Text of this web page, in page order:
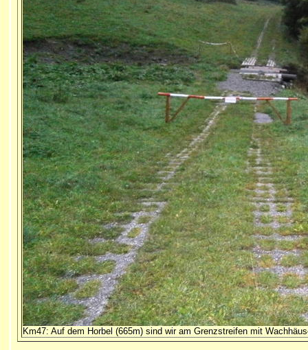
Km47: Auf dem Horbel (665m) sind wir am Grenzstreifen mit